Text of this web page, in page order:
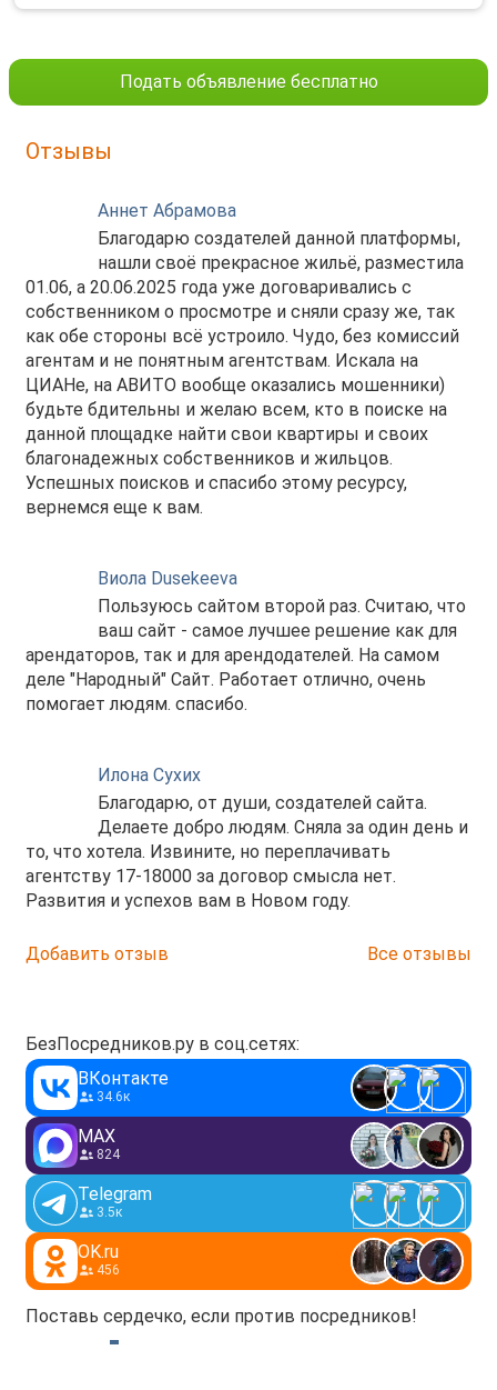
Подать объявление бесплатно
Отзывы
Аннет Абрамова
Благодарю создателей данной платформы,
нашли своё прекрасное жильё, разместила
01.06, а 20.06.2025 года уже договаривались с
собственником о просмотре и сняли сразу же, так
как обе стороны всё устроило. Чудо, без комиссий
агентам и не понятным агентствам. Искала на
ЦИАНе, на АВИТО вообще оказались мошенники)
будьте бдительны и желаю всем, кто в поиске на
данной площадке найти свои квартиры и своих
благонадежных собственников и жильцов.
Успешных поисков и спасибо этому ресурсу,
вернемся еще к вам.
Виола Dusekeeva
Пользуюсь сайтом второй раз. Считаю, что
ваш сайт - самое лучшее решение как для
арендаторов, так и для арендодателей. На самом
деле "Народный" Сайт. Работает отлично, очень
помогает людям. спасибо.
Илона Сухих
Благодарю, от души, создателей сайта.
Делаете добро людям. Сняла за один день и
то, что хотела. Извините, но переплачивать
агентству 17-18000 за договор смысла нет.
Развития и успехов вам в Новом году.
Добавить отзыв Все отзывы
БезПосредников.ру в соц.сетях:
ВКонтакте
34.6к
MAX
824
Telegram
3.5к
OK.ru
456
Поставь сердечко, если против посредников!